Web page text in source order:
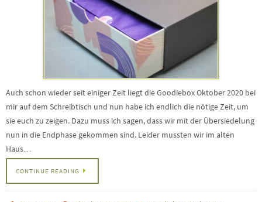
Auch schon wieder seit einiger Zeit liegt die Goodiebox Oktober 2020 bei
mir auf dem Schreibtisch und nun habe ich endlich die nötige Zeit, um
sie euch zu zeigen. Dazu muss ich sagen, dass wir mit der Übersiedelung
nun in die Endphase gekommen sind. Leider mussten wir im alten
Haus…
CONTINUE READING